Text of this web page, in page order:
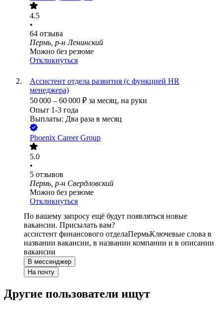
4.5
•
64 отзыва
Пермь, р-н Ленинский
Можно без резюме
Откликнуться
Ассистент отдела развития (с функцией HR
менеджера)
50 000 – 60 000 ₽ за месяц, на руки
Опыт 1-3 года
Выплаты: Два раза в месяц
Phoenix Career Group
5.0
•
5 отзывов
Пермь, р-н Свердловский
Можно без резюме
Откликнуться
По вашему запросу ещё будут появляться новые
вакансии. Присылать вам?
ассистент финансового отделаПермьКлючевые слова в
названии вакансии, в названии компании и в описании
вакансии
В мессенджер
На почту
Другие пользователи ищут